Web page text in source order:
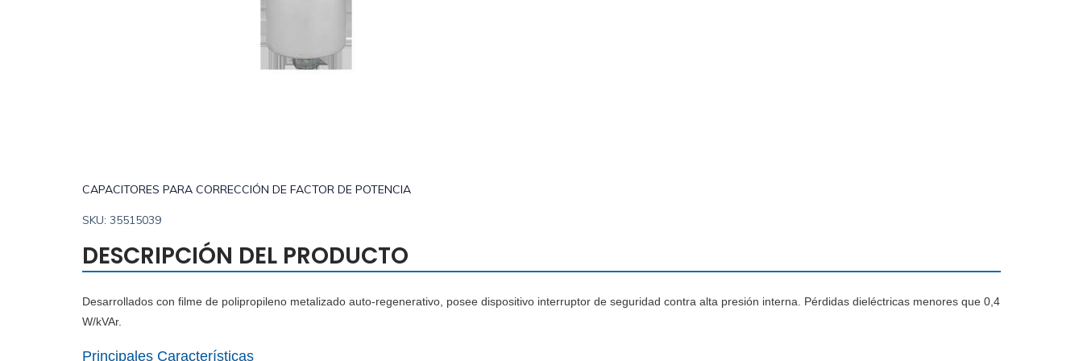
CAPACITORES PARA CORRECCIÓN DE FACTOR DE POTENCIA
SKU: 35515039
DESCRIPCIÓN DEL PRODUCTO
Desarrollados con filme de polipropileno metalizado auto-regenerativo, posee dispositivo interruptor de seguridad contra alta presión interna. Pérdidas dieléctricas menores que 0,4
W/kVAr.
Principales Características